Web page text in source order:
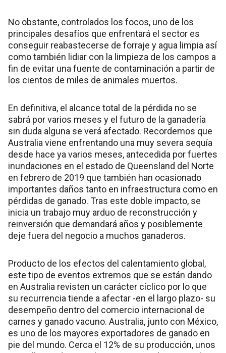
No obstante, controlados los focos, uno de los
principales desafíos que enfrentará el sector es
conseguir reabastecerse de forraje y agua limpia así
como también lidiar con la limpieza de los campos a
fin de evitar una fuente de contaminación a partir de
los cientos de miles de animales muertos.
En definitiva, el alcance total de la pérdida no se
sabrá por varios meses y el futuro de la ganadería
sin duda alguna se verá afectado. Recordemos que
Australia viene enfrentando una muy severa sequía
desde hace ya varios meses, antecedida por fuertes
inundaciones en el estado de Queensland del Norte
en febrero de 2019 que también han ocasionado
importantes daños tanto en infraestructura como en
pérdidas de ganado. Tras este doble impacto, se
inicia un trabajo muy arduo de reconstrucción y
reinversión que demandará años y posiblemente
deje fuera del negocio a muchos ganaderos.
Producto de los efectos del calentamiento global,
este tipo de eventos extremos que se están dando
en Australia revisten un carácter cíclico por lo que
su recurrencia tiende a afectar -en el largo plazo- su
desempeño dentro del comercio internacional de
carnes y ganado vacuno. Australia, junto con México,
es uno de los mayores exportadores de ganado en
pie del mundo. Cerca el 12% de su producción, unos